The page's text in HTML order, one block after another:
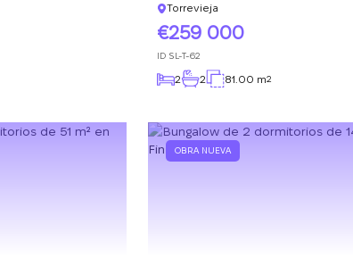
Torrevieja
259 000
ID SL-T-62
2 2 81.00 m2
OBRA NUEVA